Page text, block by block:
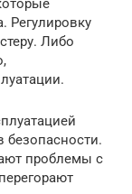
Регулировку
Либо
безопасности.
проблемы с